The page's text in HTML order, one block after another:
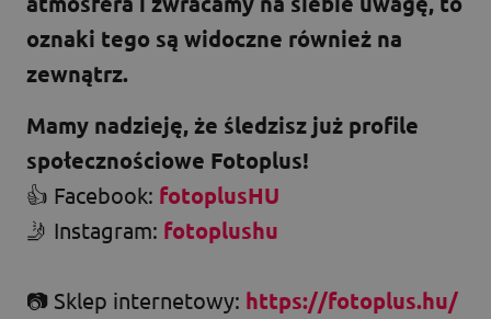
oznaki tego są widoczne również na
zewnątrz.
Mamy nadzieję, że śledzisz już profile
społecznościowe Fotoplus!
👍 Facebook: fotoplusHU
🤳 Instagram: fotoplushu
📷 Sklep internetowy: https://fotoplus.hu/